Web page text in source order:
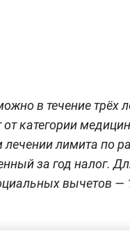
в течение трёх
категории
лимита по
за год налог.
вычетов —